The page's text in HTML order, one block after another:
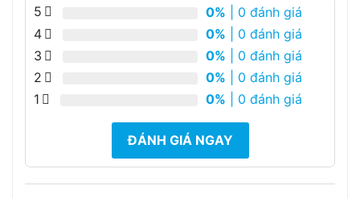
5 0% | 0 đánh giá
4
0% | 0 đánh giá
3
0% | 0 đánh giá
2
0% | 0 đánh giá
1
0% | 0 đánh giá
ĐÁNH GIÁ NGAY